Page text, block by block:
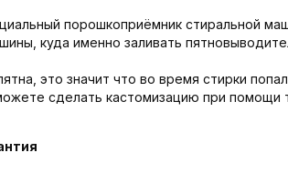
порошкоприёмник стиральной
куда именно заливать
это значит что во время стирки
сделать кастомизацию при помощи